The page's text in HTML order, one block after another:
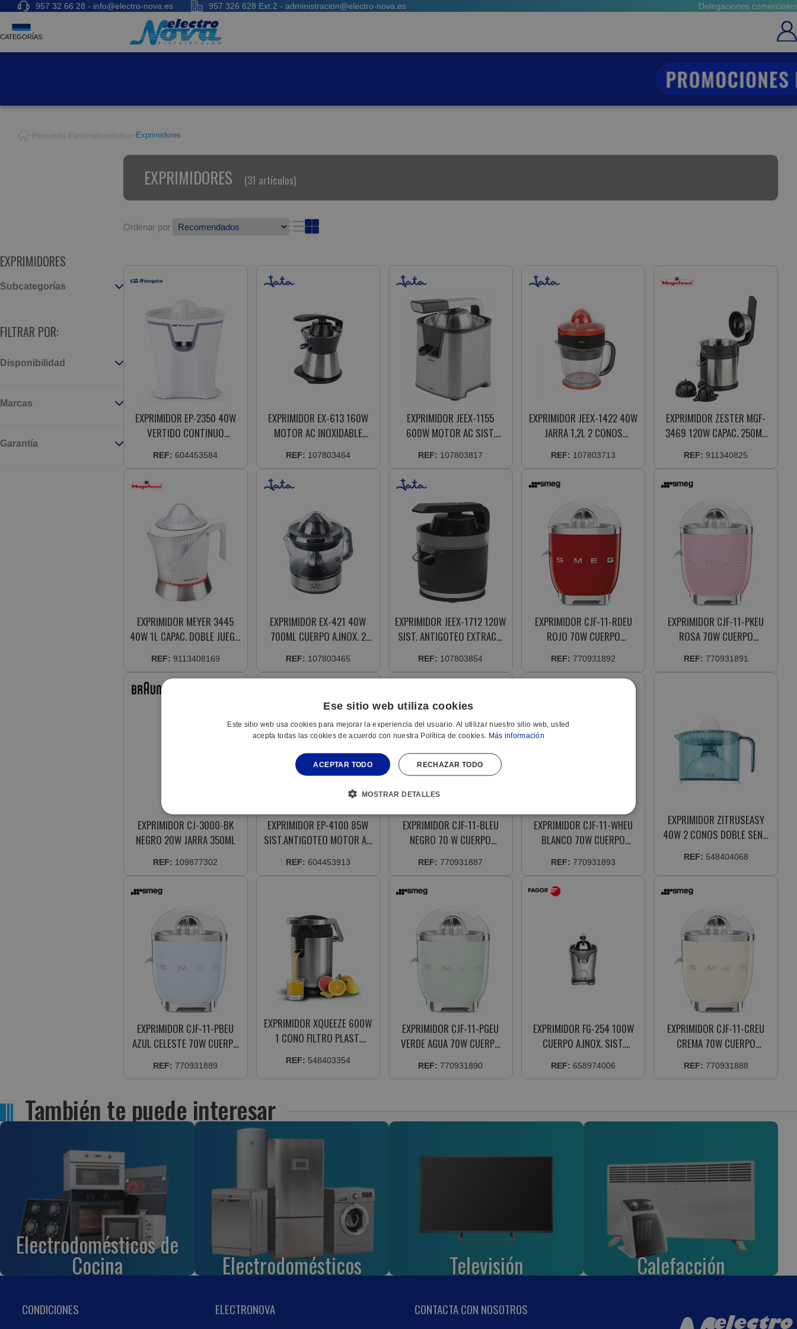
957 32 66 28 - info@electro-nova.es 957 326 628 Ext.2 - administracion@electro-nova.es Delegaciones comerciales
CATEGORÍAS
Pequeño Electrodoméstico Exprimidores
EXPRIMIDORES (31 artículos)
EXPRIMIDORES
Subcategorías
FILTRAR POR:
Disponibilidad
Marcas
Garantía
Ordenar por
EXPRIMIDOR EP-2350 40W
VERTIDO CONTINUO
REF: 604453584
EXPRIMIDOR EX-613 160W
MOTOR AC INOXIDABLE
REF: 107803464
EXPRIMIDOR JEEX-1155
600W MOTOR AC SIST.
CONOS
REF: 107803817
EXPRIMIDOR JEEX-1422 40W
JARRA 1,2L 2 CONOS
REF: 107803713
EXPRIMIDOR ZESTER MGF-
3469 120W CAPAC. 250ML
CONOS
REF: 911340825
EXPRIMIDOR MEYER 3445
40W 1L CAPAC. DOBLE JUEGO
REF: 9113408169
EXPRIMIDOR EX-421 40W
700ML CUERPO A.INOX. 2
REF: 107803465
EXPRIMIDOR JEEX-1712 120W
SIST. ANTIGOTEO EXTRACC.
REF: 107803854
EXPRIMIDOR CJF-11-RDEU
ROJO 70W CUERPO
REF: 770931892
EXPRIMIDOR CJF-11-PKEU
ROSA 70W CUERPO
REF: 770931891
EXPRIMIDOR CJ-3000-BK
NEGRO 20W JARRA 350ML
REF: 109877302
EXPRIMIDOR EP-4100 85W
SIST.ANTIGOTEO MOTOR AC
REF: 604453913
EXPRIMIDOR CJF-11-BLEU
NEGRO 70 W CUERPO
REF: 770931887
EXPRIMIDOR CJF-11-WHEU
BLANCO 70W CUERPO
REF: 770931893
EXPRIMIDOR ZITRUSEASY
40W 2 CONOS DOBLE SENT.
REF: 548404068
EXPRIMIDOR CJF-11-PBEU
AZUL CELESTE 70W CUERPO
REF: 770931889
EXPRIMIDOR XQUEEZE 600W
1 CONO FILTRO PLAST.
ANTIGOTEO (03354)
REF: 548403354
EXPRIMIDOR CJF-11-PGEU
VERDE AGUA 70W CUERPO
REF: 770931890
EXPRIMIDOR FG-254 100W
CUERPO A.INOX. SIST.
REF: 658974006
EXPRIMIDOR CJF-11-CREU
CREMA 70W CUERPO
REF: 770931888
También te puede interesar
Electrodomésticos de
Cocina Electrodomésticos Televisión Calefacción
CONDICIONES ELECTRONOVA CONTACTA CON NOSOTROS
Ese sitio web utiliza cookies
Este sitio web usa cookies para mejorar la experiencia del usuario. Al utilizar nuestro sitio web, usted
acepta todas las cookies de acuerdo con nuestra Política de cookies. Más información
ACEPTAR TODO RECHAZAR TODO
MOSTRAR DETALLES